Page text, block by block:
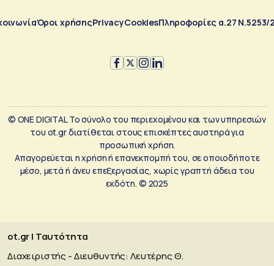
Όροι χρήσηςPrivacyCookiesΠληροφορίες α.27 Ν.5253/
© ONE DIGITAL Το σύνολο του περιεχομένου και των υπηρεσιών
του ot.gr διατίθεται στους επισκέπτες αυστηρά για
προσωπική χρήση.
Απαγορεύεται η χρήση ή επανεκπομπή του, σε οποιοδήποτε
μέσο, μετά ή άνευ επεξεργασίας, χωρίς γραπτή άδεια του
εκδότη. © 2025
ot.gr | Ταυτότητα
Διαχειριστής - Διευθυντής: Λευτέρης Θ.